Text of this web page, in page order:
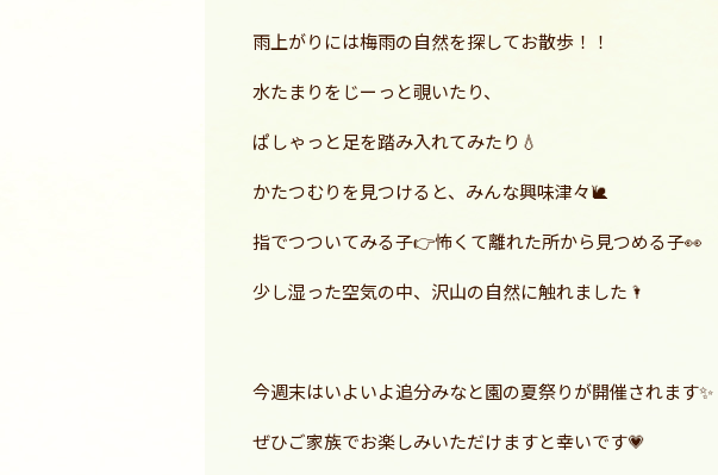
雨上がりには梅雨の自然を探してお散歩！！
水たまりをじーっと覗いたり、
ぱしゃっと足を踏み入れてみたり💧
かたつむりを見つけると、みんな興味津々🐌
指でつついてみる子👉怖くて離れた所から見つめる子👀
少し湿った空気の中、沢山の自然に触れました🌂
今週末はいよいよ追分みなと園の夏祭りが開催されます✨
ぜひご家族でお楽しみいただけますと幸いです💗